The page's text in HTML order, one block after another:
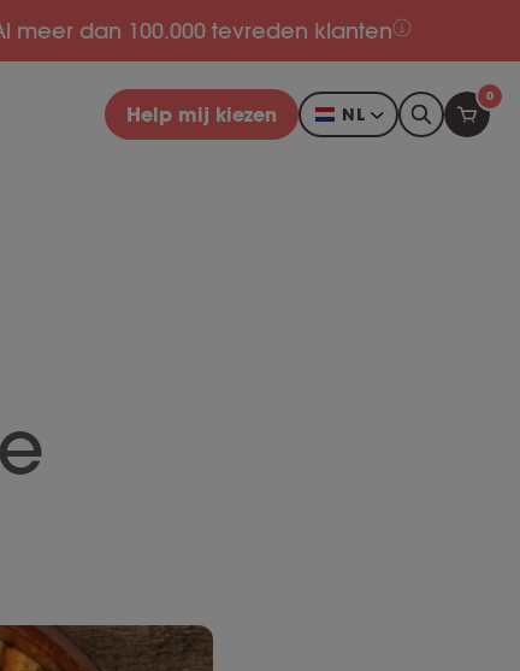
meer dan 100.000 tevreden klanten
Help mij kiezen NL
0